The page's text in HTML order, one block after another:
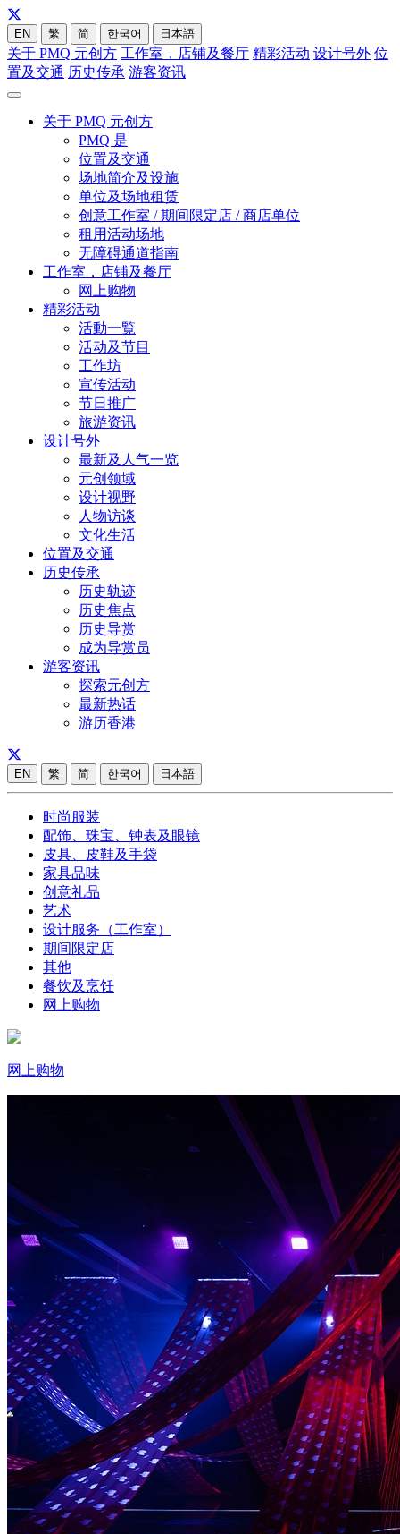
EN 繁 简 한국어 日本語
关于 PMQ 元创方 工作室，店铺及餐厅 精彩活动 设计号外 位
置及交通 历史传承 游客资讯
关于 PMQ 元创方
PMQ 是
位置及交通
场地简介及设施
单位及场地租赁
创意工作室 / 期间限定店 / 商店单位
租用活动场地
无障碍通道指南
工作室，店铺及餐厅
网上购物
精彩活动
活動一覧
活动及节目
工作坊
宣传活动
节日推广
旅游资讯
设计号外
最新及人气一览
元创领域
设计视野
人物访谈
文化生活
位置及交通
历史传承
历史轨迹
历史焦点
历史导赏
成为导赏员
游客资讯
探索元创方
最新热话
游历香港
EN 繁 简 한국어 日本語
时尚服装
配饰、珠宝、钟表及眼镜
皮具、皮鞋及手袋
家具品味
创意礼品
艺术
设计服务（工作室）
期间限定店
其他
餐饮及烹饪
网上购物
网上购物